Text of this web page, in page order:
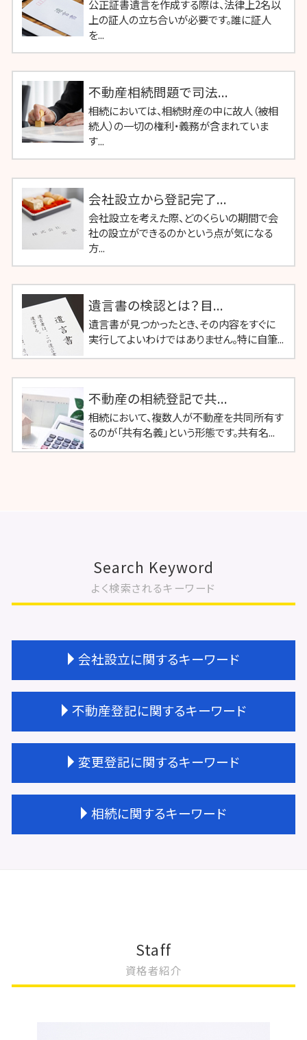
公正証書遺言を作成する際は、法律上2名以
上の証人の立ち合いが必要です。誰に証人
を...
不動産相続問題で司法...
相続においては、相続財産の中に故人（被相
続人）の一切の権利・義務が含まれていま
す...
会社設立から登記完了...
会社設立を考えた際、どのくらいの期間で会
社の設立ができるのかという点が気になる
方...
遺言書の検認とは？目...
遺言書が見つかったとき、その内容をすぐに
実行してよいわけではありません。特に自筆...
不動産の相続登記で共...
相続において、複数人が不動産を共同所有す
るのが「共有名義」という形態です。共有名...
Search Keyword
よく検索されるキーワード
会社設立に関するキーワード
会社設立 流れ 自分で
会社設立 期間
会社設立 タイミング
会社設立 すべきこと
会社設立 名前
法人登記 依頼
会社設立 サポート
会社設立 資本金
不動産登記に関するキーワード
不動産 贈与 手続き
不動産登記 売買
不動産登記 種類
不動産登記 住所変更
不動産登記費用 相続
不動産登記 金額
変更登記に関するキーワード
建物 変更登記 費用
地上権 変更登記
法人登記 変更 必要書類
相続に関するキーワード
相続放棄
Staff
資格者紹介